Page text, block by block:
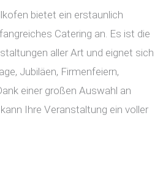
bietet ein erstaunlich
Catering an. Es ist die
aller Art und eignet sich
Jubiläen, Firmenfeiern,
einer großen Auswahl an
Ihre Veranstaltung ein voller